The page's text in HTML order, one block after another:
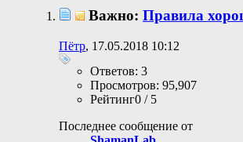
Важно: Правила
Пётр, 17.05.2018 10:12
Ответов: 3
Просмотров: 95,907
Рейтинг0 / 5
Последнее сообщение от